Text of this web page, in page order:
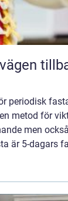
periodisk
metod för
men
är 5-dagars